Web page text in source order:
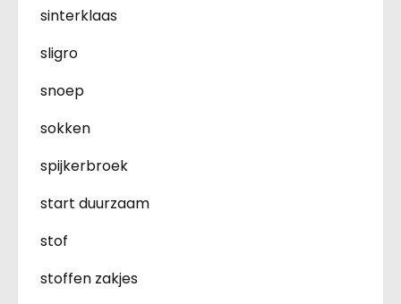
sinterklaas
sligro
snoep
sokken
spijkerbroek
start duurzaam
stof
stoffen zakjes